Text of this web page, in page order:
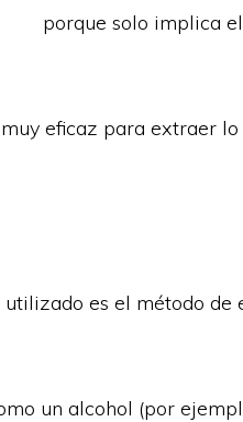
porque solo implica
eficaz para extraer lo
es el método de
un alcohol (por